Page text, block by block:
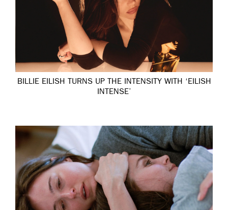
BILLIE EILISH TURNS UP THE INTENSITY WITH ‘EILISH
INTENSE’